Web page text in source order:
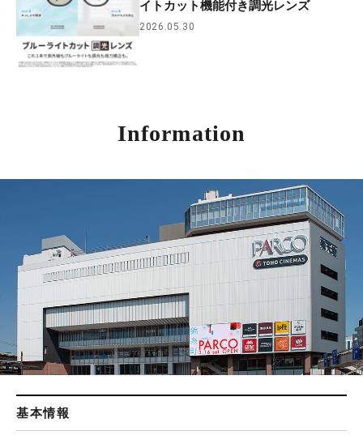
イトカット機能付き調光レンズ
2026.05.30
Information
基本情報